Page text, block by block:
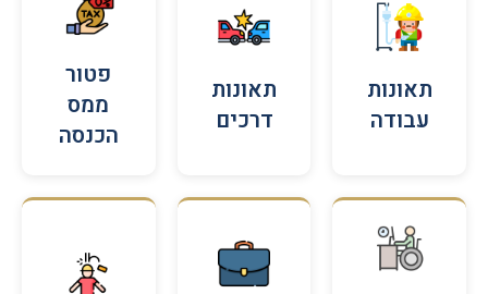
תאונות
עבודה
תאונות
דרכים
פטור
ממס
הכנסה